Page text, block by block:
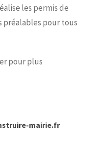
les permis de
préalables pour tous
pour plus
mairie.fr